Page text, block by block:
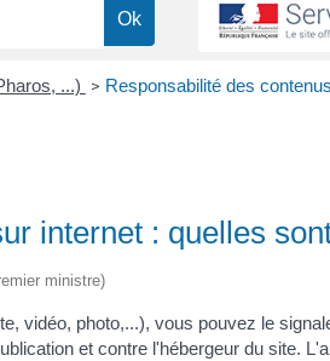
...) > Responsabilité des
internet : quelles
ministre)
vidéo, photo,...), vous pouvez le
et contre l'hébergeur du site.